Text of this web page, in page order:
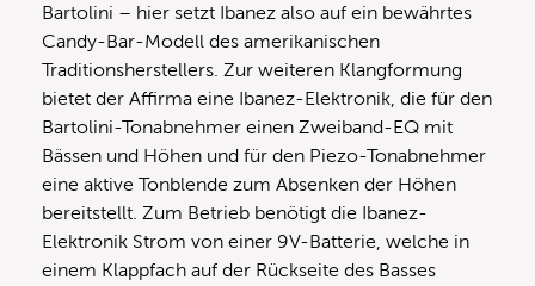
Bartolini – hier setzt Ibanez also auf ein bewährtes
Candy-Bar-Modell des amerikanischen
Traditionsherstellers. Zur weiteren Klangformung
bietet der Affirma eine Ibanez-Elektronik, die für den
Bartolini-Tonabnehmer einen Zweiband-EQ mit
Bässen und Höhen und für den Piezo-Tonabnehmer
eine aktive Tonblende zum Absenken der Höhen
bereitstellt. Zum Betrieb benötigt die Ibanez-
Elektronik Strom von einer 9V-Batterie, welche in
einem Klappfach auf der Rückseite des Basses